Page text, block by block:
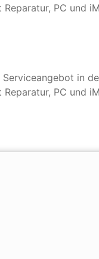
PC und
in
PC und